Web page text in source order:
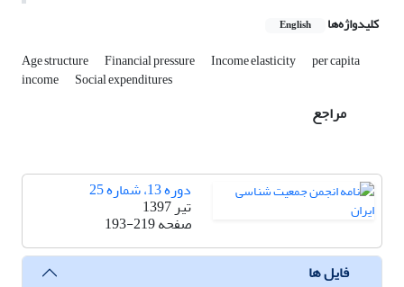
کلیدواژه‌ها English
Age structure Financial pressure Income elasticity per capita
income Social expenditures
مراجع
دوره 13، شماره 25
تیر 1397
صفحه193-219
فایل ها